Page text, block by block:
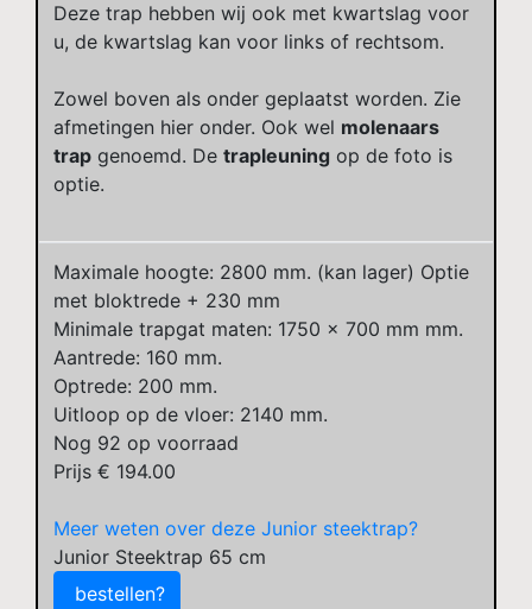
Deze trap hebben wij ook met kwartslag voor
u, de kwartslag kan voor links of rechtsom.
Zowel boven als onder geplaatst worden. Zie
afmetingen hier onder. Ook wel molenaars
trap genoemd. De trapleuning op de foto is
optie.
Maximale hoogte: 2800 mm. (kan lager) Optie
met bloktrede + 230 mm
Minimale trapgat maten: 1750 x 700 mm mm.
Aantrede: 160 mm.
Optrede: 200 mm.
Uitloop op de vloer: 2140 mm.
Nog 92 op voorraad
Prijs € 194.00
Meer weten over deze Junior steektrap?
Junior Steektrap 65 cm